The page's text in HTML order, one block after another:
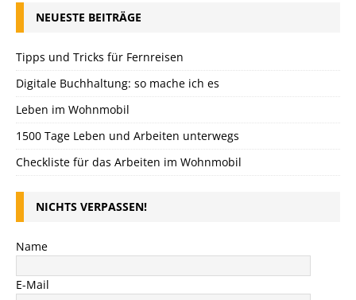
NEUESTE BEITRÄGE
Tipps und Tricks für Fernreisen
Digitale Buchhaltung: so mache ich es
Leben im Wohnmobil
1500 Tage Leben und Arbeiten unterwegs
Checkliste für das Arbeiten im Wohnmobil
NICHTS VERPASSEN!
Name
E-Mail